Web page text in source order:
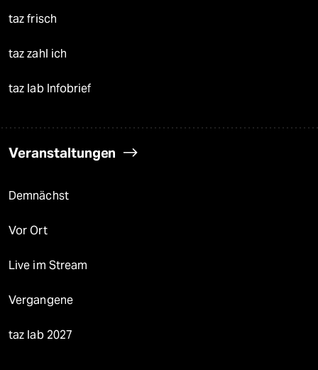
taz frisch
taz zahl ich
taz lab Infobrief
Veranstaltungen
Demnächst
Vor Ort
Live im Stream
Vergangene
taz lab 2027